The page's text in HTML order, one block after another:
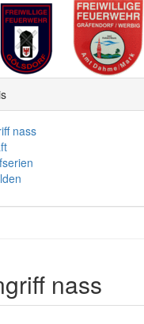
nass
nass